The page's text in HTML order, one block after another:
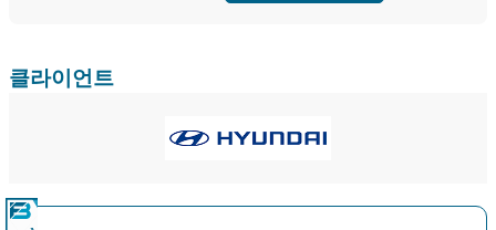
클라이언트